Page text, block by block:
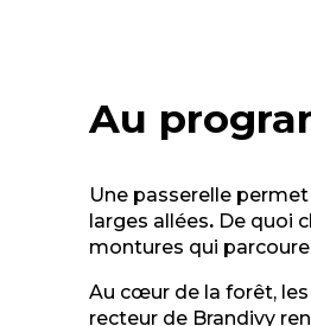
Au
Une passerelle
larges allées. De quoi
montures qui
Au cœur de la forêt,
recteur de Brandivy